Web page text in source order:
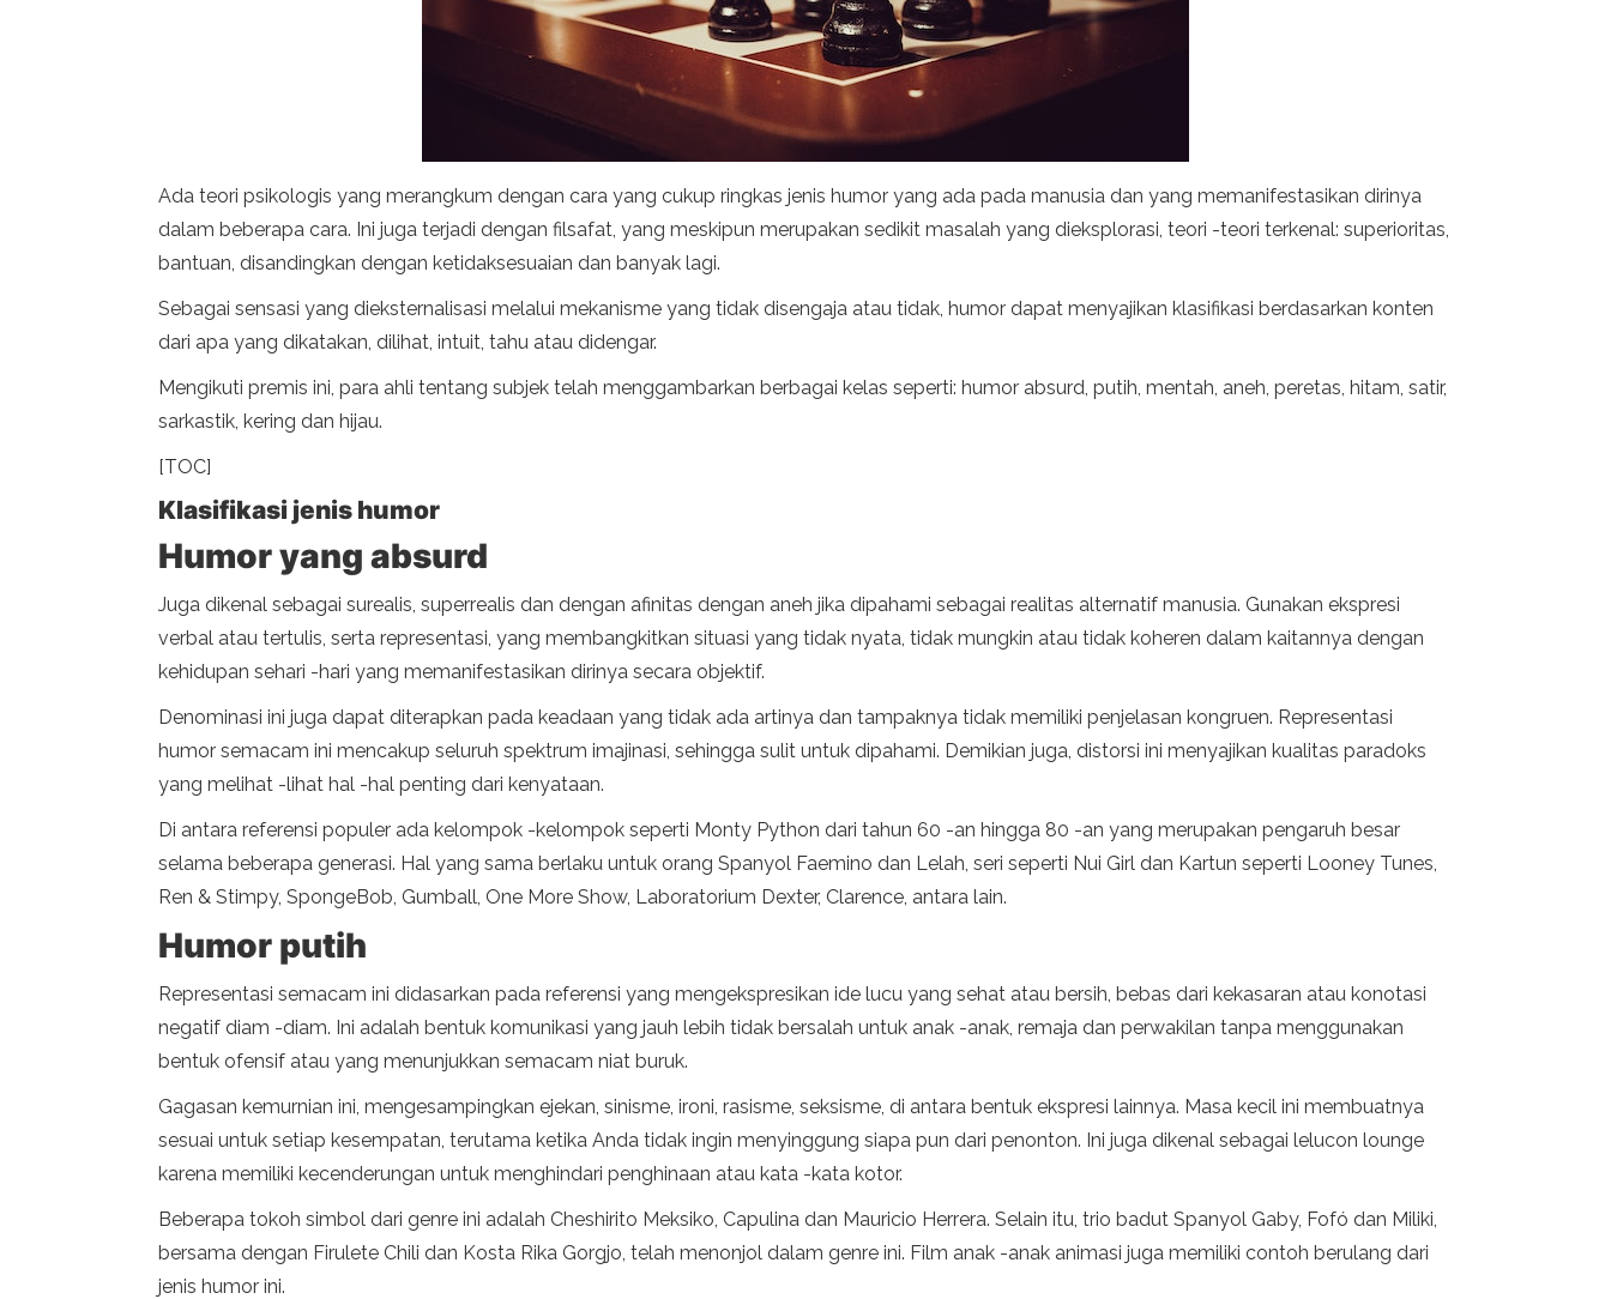
Ada teori psikologis yang merangkum dengan cara yang cukup ringkas jenis humor yang ada pada manusia dan yang memanifestasikan dirinya
dalam beberapa cara. Ini juga terjadi dengan filsafat, yang meskipun merupakan sedikit masalah yang dieksplorasi, teori -teori terkenal: superioritas,
bantuan, disandingkan dengan ketidaksesuaian dan banyak lagi.
Sebagai sensasi yang dieksternalisasi melalui mekanisme yang tidak disengaja atau tidak, humor dapat menyajikan klasifikasi berdasarkan konten
dari apa yang dikatakan, dilihat, intuit, tahu atau didengar.
Mengikuti premis ini, para ahli tentang subjek telah menggambarkan berbagai kelas seperti: humor absurd, putih, mentah, aneh, peretas, hitam, satir,
sarkastik, kering dan hijau.
[TOC]
Klasifikasi jenis humor
Humor yang absurd
Juga dikenal sebagai surealis, superrealis dan dengan afinitas dengan aneh jika dipahami sebagai realitas alternatif manusia. Gunakan ekspresi
verbal atau tertulis, serta representasi, yang membangkitkan situasi yang tidak nyata, tidak mungkin atau tidak koheren dalam kaitannya dengan
kehidupan sehari -hari yang memanifestasikan dirinya secara objektif.
Denominasi ini juga dapat diterapkan pada keadaan yang tidak ada artinya dan tampaknya tidak memiliki penjelasan kongruen. Representasi
humor semacam ini mencakup seluruh spektrum imajinasi, sehingga sulit untuk dipahami. Demikian juga, distorsi ini menyajikan kualitas paradoks
yang melihat -lihat hal -hal penting dari kenyataan.
Di antara referensi populer ada kelompok -kelompok seperti Monty Python dari tahun 60 -an hingga 80 -an yang merupakan pengaruh besar
selama beberapa generasi. Hal yang sama berlaku untuk orang Spanyol Faemino dan Lelah, seri seperti Nui Girl dan Kartun seperti Looney Tunes,
Ren & Stimpy, SpongeBob, Gumball, One More Show, Laboratorium Dexter, Clarence, antara lain.
Humor putih
Representasi semacam ini didasarkan pada referensi yang mengekspresikan ide lucu yang sehat atau bersih, bebas dari kekasaran atau konotasi
negatif diam -diam. Ini adalah bentuk komunikasi yang jauh lebih tidak bersalah untuk anak -anak, remaja dan perwakilan tanpa menggunakan
bentuk ofensif atau yang menunjukkan semacam niat buruk.
Gagasan kemurnian ini, mengesampingkan ejekan, sinisme, ironi, rasisme, seksisme, di antara bentuk ekspresi lainnya. Masa kecil ini membuatnya
sesuai untuk setiap kesempatan, terutama ketika Anda tidak ingin menyinggung siapa pun dari penonton. Ini juga dikenal sebagai lelucon lounge
karena memiliki kecenderungan untuk menghindari penghinaan atau kata -kata kotor.
Beberapa tokoh simbol dari genre ini adalah Cheshirito Meksiko, Capulina dan Mauricio Herrera. Selain itu, trio badut Spanyol Gaby, Fofó dan Miliki,
bersama dengan Firulete Chili dan Kosta Rika Gorgjo, telah menonjol dalam genre ini. Film anak -anak animasi juga memiliki contoh berulang dari
jenis humor ini.